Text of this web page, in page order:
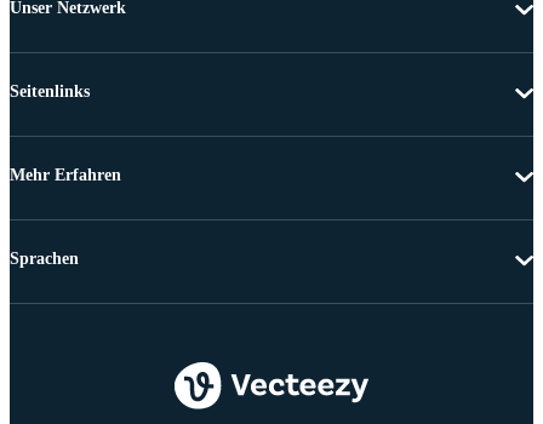
Unser Netzwerk
Seitenlinks
Mehr Erfahren
Sprachen